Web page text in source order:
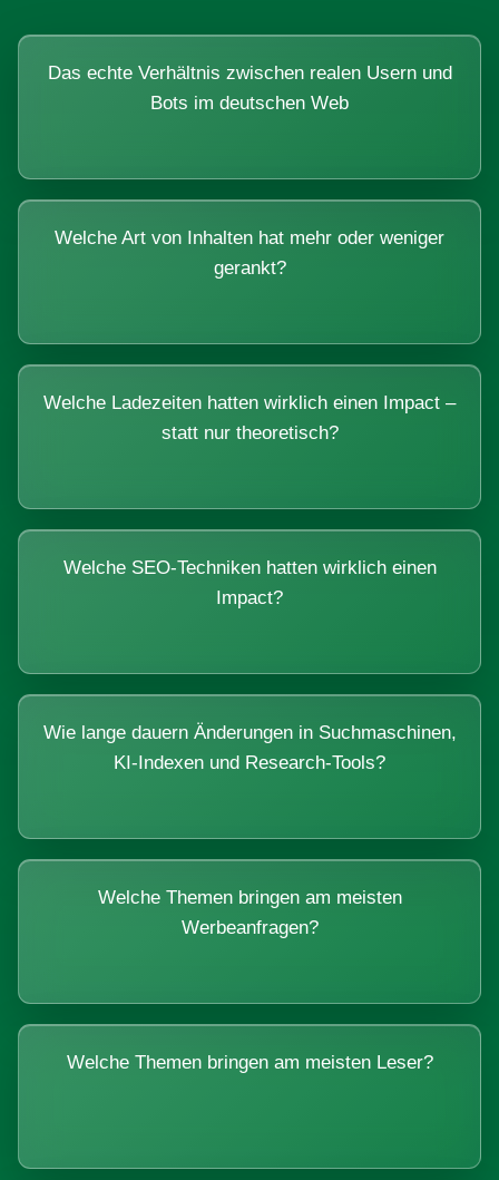
Das echte Verhältnis zwischen realen Usern und
Bots im deutschen Web
Welche Art von Inhalten hat mehr oder weniger
gerankt?
Welche Ladezeiten hatten wirklich einen Impact –
statt nur theoretisch?
Welche SEO-Techniken hatten wirklich einen
Impact?
Wie lange dauern Änderungen in Suchmaschinen,
KI-Indexen und Research-Tools?
Welche Themen bringen am meisten
Werbeanfragen?
Welche Themen bringen am meisten Leser?